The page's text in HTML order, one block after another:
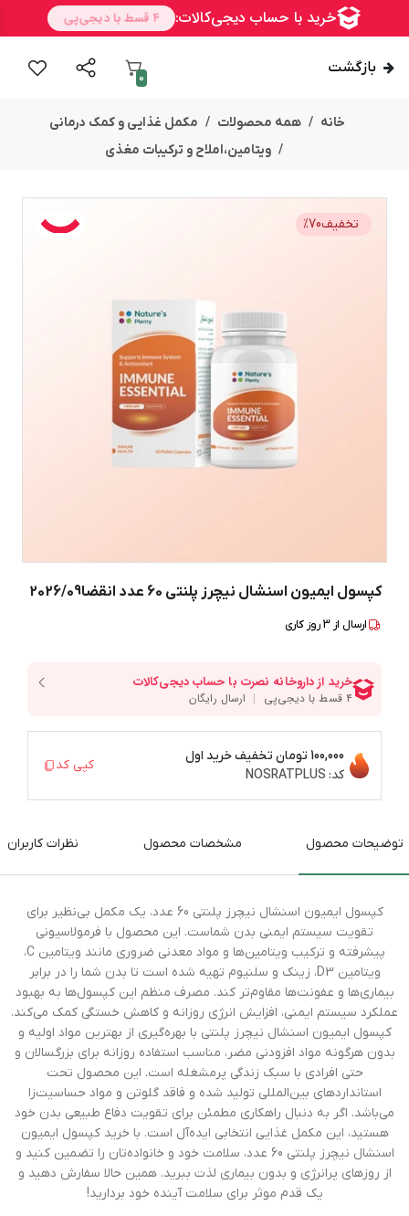
بازگشت
0
خانه همه محصولات
مکمل غذایی و کمک درمانی
ویتامین،املاح و ترکیبات مغذی
تخفیف %70
کپسول ایمیون اسنشال نیچرز پلنتی 60 عدد انقضا2026/09
ارسال از 3روز کاری
100,000 تومان
تخفیف خرید اول
کد: NOSRATPLUS
کپی کد
توضیحات محصول مشخصات محصول نظرات کاربران
کپسول ایمیون اسنشال نیچرز پلنتی 60 عدد، یک مکمل بی‌نظیر برای
تقویت سیستم ایمنی بدن شماست. این محصول با فرمولاسیونی
پیشرفته و ترکیب ویتامین‌ها و مواد معدنی ضروری مانند ویتامین C،
ویتامین D3، زینک و سلنیوم تهیه شده است تا بدن شما را در برابر
بیماری‌ها و عفونت‌ها مقاوم‌تر کند. مصرف منظم این کپسول‌ها به بهبود
عملکرد سیستم ایمنی، افزایش انرژی روزانه و کاهش خستگی کمک می‌کند.
کپسول ایمیون اسنشال نیچرز پلنتی با بهره‌گیری از بهترین مواد اولیه و
بدون هرگونه مواد افزودنی مضر، مناسب استفاده روزانه برای بزرگسالان و
حتی افرادی با سبک زندگی پرمشغله است. این محصول تحت
استانداردهای بین‌المللی تولید شده و فاقد گلوتن و مواد حساسیت‌زا
می‌باشد. اگر به دنبال راهکاری مطمئن برای تقویت دفاع طبیعی بدن خود
هستید، این مکمل غذایی انتخابی ایده‌آل است. با خرید کپسول ایمیون
اسنشال نیچرز پلنتی 60 عدد، سلامت خود و خانواده‌تان را تضمین کنید و
از روزهای پرانرژی و بدون بیماری لذت ببرید. همین حالا سفارش دهید و
یک قدم موثر برای سلامت آینده خود بردارید!